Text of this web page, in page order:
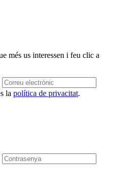
més us interessen i feu clic a
la política de privacitat.